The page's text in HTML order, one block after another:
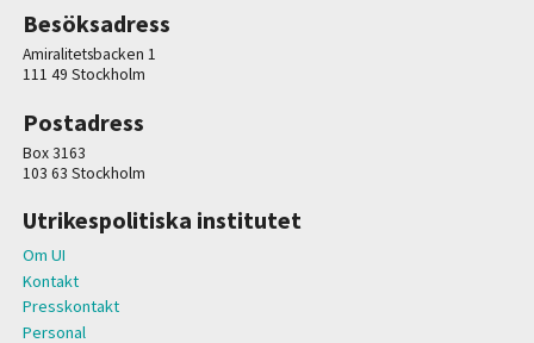
Besöksadress
Amiralitetsbacken 1
111 49 Stockholm
Postadress
Box 3163
103 63 Stockholm
Utrikespolitiska institutet
Om UI
Kontakt
Presskontakt
Personal